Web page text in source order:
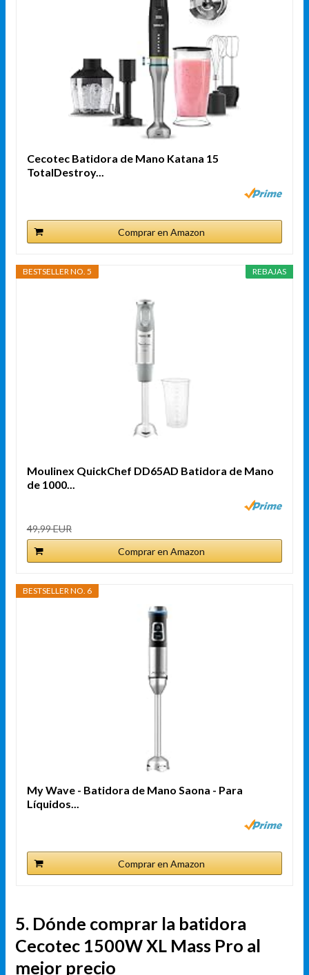
Cecotec Batidora de Mano Katana 15
TotalDestroy...
Comprar en Amazon
REBAJAS
BESTSELLER NO. 5
Moulinex QuickChef DD65AD Batidora de Mano
de 1000...
49,99 EUR
Comprar en Amazon
BESTSELLER NO. 6
My Wave - Batidora de Mano Saona - Para
Líquidos...
Comprar en Amazon
5. Dónde comprar la batidora
Cecotec 1500W XL Mass Pro al
mejor precio